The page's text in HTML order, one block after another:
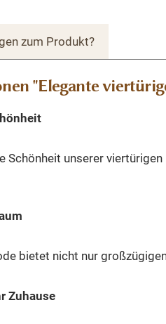
zum Produkt?
"Elegante
Schönheit unserer
bietet nicht nur
Zuhause